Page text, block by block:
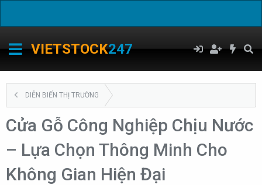
VIETSTOCK247
DIỄN BIẾN THỊ TRƯỜNG
Cửa Gỗ Công Nghiệp Chịu Nước
– Lựa Chọn Thông Minh Cho
Không Gian Hiện Đại